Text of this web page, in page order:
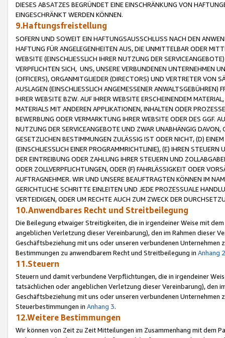
DIESES ABSATZES BEGRÜNDET EINE EINSCHRÄNKUNG VON
EINGESCHRÄNKT WERDEN KÖNNEN.
9.Haftungsfreistellung
SOFERN UND SOWEIT EIN HAFTUNGSAUSSCHLUSS NACH DEN
HAFTUNG FÜR ANGELEGENHEITEN AUS, DIE UNMITTELBAR ODER
WEBSITE (EINSCHLIESSLICH IHRER NUTZUNG DER
VERPFLICHTEN SICH, UNS, UNSERE VERBUNDENEN UNTERNEHMEN
(OFFICERS), ORGANMITGLIEDER (DIRECTORS) UND VERTRETER VON
AUSLAGEN (EINSCHLIESSLICH ANGEMESSENER
IHRER WEBSITE BZW. AUF IHRER WEBSITE ERSCHEINENDEM
MATERIALS MIT ANDEREN APPLIKATIONEN, INHALTEN ODER
BEWERBUNG ODER VERMARKTUNG IHRER WEBSITE ODER DES GGF.
NUTZUNG DER SERVICEANGEBOTE UND ZWAR UNABHÄNGIG
GESETZLICHEN BESTIMMUNGEN ZULÄSSIG IST ODER NICHT, (D)
(EINSCHLIESSLICH EINER PROGRAMMRICHTLINIE), (E) IHREN
DER EINTREIBUNG ODER ZAHLUNG IHRER STEUERN UND
ODER ZOLLVERPFLICHTUNGEN, ODER (F) FAHRLÄSSIGKEIT ODER
AUFTRAGNEHMER. WIR UND UNSERE BEAUFTRAGTEN KÖNNEN IM
GERICHTLICHE SCHRITTE EINLEITEN UND JEDE PROZESSUALE
VERTEIDIGEN, ODER UM RECHTE AUCH ZUM ZWECK DER
10.Anwendbares Recht und Streitbeilegung
Die Beilegung etwaiger Streitigkeiten, die in irgendeiner Weise mit
angeblichen Verletzung dieser Vereinbarung), den im Rahmen dieser
Geschäftsbeziehung mit uns oder unseren verbundenen
Bestimmungen zu anwendbarem Recht und Streitbeilegung in Anhang 2
11.Steuern
Steuern und damit verbundene Verpflichtungen, die in irgendeiner
tatsächlichen oder angeblichen Verletzung dieser Vereinbarung), den
Geschäftsbeziehung mit uns oder unseren verbundenen
Steuerbestimmungen in Anhang 3.
12.Weitere Bestimmungen
Wir können von Zeit zu Zeit Mitteilungen im Zusammenhang mit dem